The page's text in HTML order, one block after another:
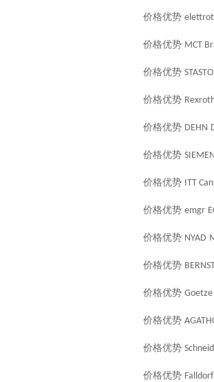
价格优势
价格优势 MCT
价格优势 STASTO
价格优势
价格优势 DEHN
价格优势
价格优势 ITT
价格优势 emgr
价格优势 NYAD
价格优势
价格优势 Goetze
价格优势
价格优势
价格优势 Falldorf